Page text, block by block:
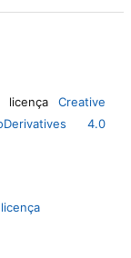
licença Creative
4.0
licença